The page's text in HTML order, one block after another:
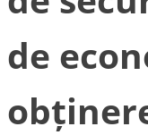
de